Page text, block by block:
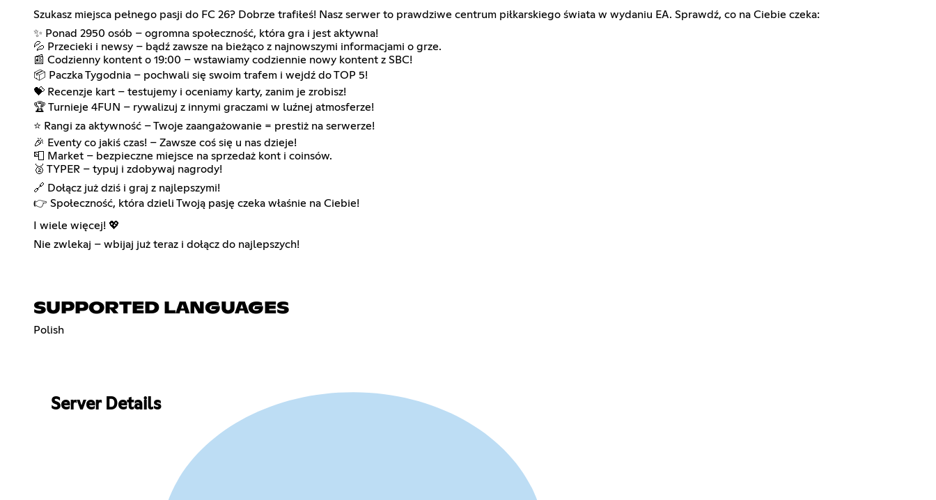
Szukasz miejsca pełnego pasji do FC 26? Dobrze trafiłeś! Nasz serwer to prawdziwe centrum piłkarskiego świata w wydaniu EA. Sprawdź, co na Ciebie czeka:
✨ Ponad 2950 osób – ogromna społeczność, która gra i jest aktywna!
💦 Przecieki i newsy – bądź zawsze na bieżąco z najnowszymi informacjami o grze.
📰 Codzienny kontent o 19:00 – wstawiamy codziennie nowy kontent z SBC!
📦 Paczka Tygodnia – pochwali się swoim trafem i wejdź do TOP 5!
💝 Recenzje kart – testujemy i oceniamy karty, zanim je zrobisz!
🏆 Turnieje 4FUN – rywalizuj z innymi graczami w luźnej atmosferze!
⭐ Rangi za aktywność – Twoje zaangażowanie = prestiż na serwerze!
🎉 Eventy co jakiś czas! – Zawsze coś się u nas dzieje!
📮 Market – bezpieczne miejsce na sprzedaż kont i coinsów.
🥈 TYPER – typuj i zdobywaj nagrody!
🔗 Dołącz już dziś i graj z najlepszymi!
👉 Społeczność, która dzieli Twoją pasję czeka właśnie na Ciebie!
I wiele więcej! 💖
Nie zwlekaj – wbijaj już teraz i dołącz do najlepszych!
SUPPORTED LANGUAGES
Polish
Server Details